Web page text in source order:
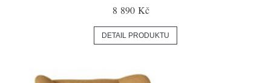
8 890 Kč
DETAIL PRODUKTU